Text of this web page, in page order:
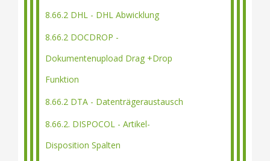
8.66.2 DHL - DHL Abwicklung
8.66.2 DOCDROP -
Dokumentenupload Drag +Drop
Funktion
8.66.2 DTA - Datenträgeraustausch
8.66.2. DISPOCOL - Artikel-
Disposition Spalten